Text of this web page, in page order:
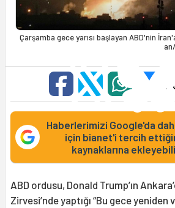
Çarşamba gece yarısı başlayan ABD'nin
Haberlerimizi Google'da
için bianet'i tercih
kaynaklarına
ABD ordusu, Donald Trump’ın
Zirvesi’nde yaptığı “Bu gece yeniden